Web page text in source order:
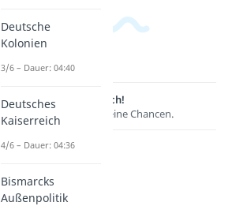
Lernen lohnt sich!
Entdecke hier deine Chancen.
Deutsche
Kolonien
3/6 – Dauer: 04:40
Deutsches
Kaiserreich
4/6 – Dauer: 04:36
Bismarcks
Außenpolitik